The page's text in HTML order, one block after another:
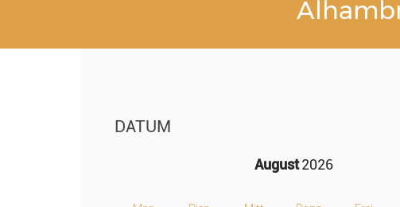
DATUM
August2026